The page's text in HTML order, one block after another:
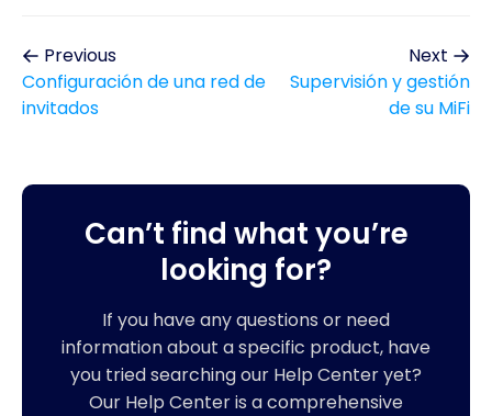
Previous
Configuración de una red de
invitados
Next
Supervisión y gestión
de su MiFi
Can’t find what you’re
looking for?
If you have any questions or need
information about a specific product, have
you tried searching our Help Center yet?
Our Help Center is a comprehensive